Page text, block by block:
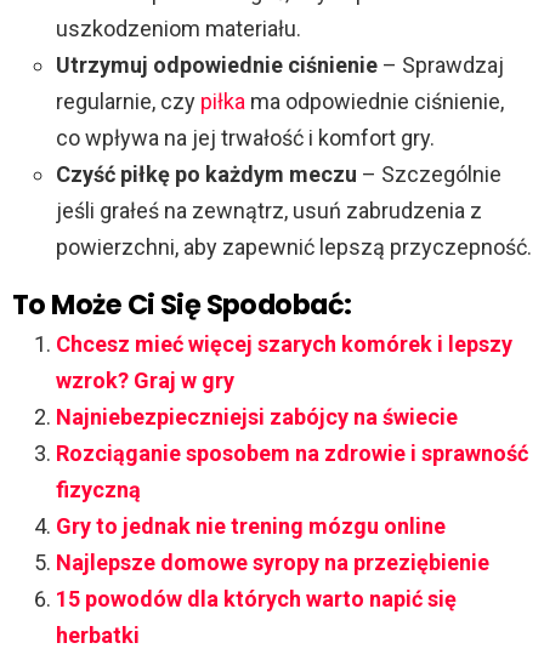
uszkodzeniom materiału.
Utrzymuj odpowiednie ciśnienie – Sprawdzaj
regularnie, czy piłka ma odpowiednie ciśnienie,
co wpływa na jej trwałość i komfort gry.
Czyść piłkę po każdym meczu – Szczególnie
jeśli grałeś na zewnątrz, usuń zabrudzenia z
powierzchni, aby zapewnić lepszą przyczepność.
To Może Ci Się Spodobać:
Chcesz mieć więcej szarych komórek i lepszy
wzrok? Graj w gry
Najniebezpieczniejsi zabójcy na świecie
Rozciąganie sposobem na zdrowie i sprawność
fizyczną
Gry to jednak nie trening mózgu online
Najlepsze domowe syropy na przeziębienie
15 powodów dla których warto napić się
herbatki